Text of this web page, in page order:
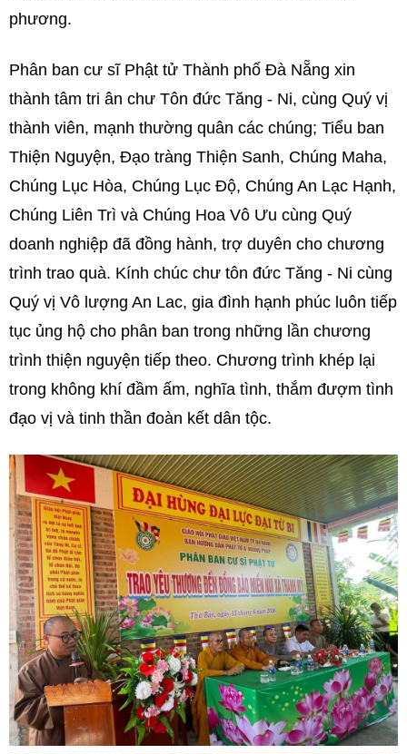
phương.
Phân ban cư sĩ Phật tử Thành phố Đà Nẵng xin
thành tâm tri ân chư Tôn đức Tăng - Ni, cùng Quý vị
thành viên, mạnh thường quân các chúng; Tiểu ban
Thiện Nguyện, Đạo tràng Thiện Sanh, Chúng Maha,
Chúng Lục Hòa, Chúng Lục Độ, Chúng An Lạc Hạnh,
Chúng Liên Trì và Chúng Hoa Vô Ưu cùng Quý
doanh nghiệp đã đồng hành, trợ duyên cho chương
trình trao quà. Kính chúc chư tôn đức Tăng - Ni cùng
Quý vị Vô lượng An Lac, gia đình hạnh phúc luôn tiếp
tục ủng hộ cho phân ban trong những lần chương
trình thiện nguyện tiếp theo. Chương trình khép lại
trong không khí đầm ấm, nghĩa tình, thắm đượm tình
đạo vị và tinh thần đoàn kết dân tộc.